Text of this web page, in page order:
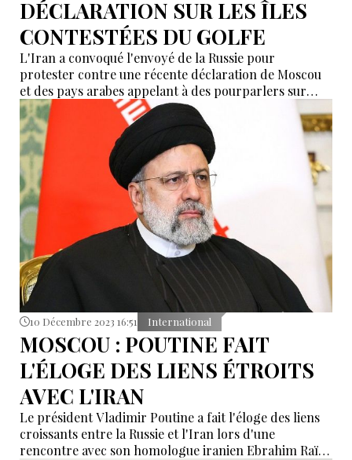
DÉCLARATION SUR LES ÎLES
CONTESTÉES DU GOLFE
L'Iran a convoqué l'envoyé de la Russie pour
protester contre une récente déclaration de Moscou
et des pays arabes appelant à des pourparlers sur
trois îles contrôlées par Téhéran mais revendiquées
par les Émirats arabes unis.
10 Décembre 2023 16:51 International
MOSCOU : POUTINE FAIT
L'ÉLOGE DES LIENS ÉTROITS
AVEC L'IRAN
Le président Vladimir Poutine a fait l'éloge des liens
croissants entre la Russie et l'Iran lors d'une
rencontre avec son homologue iranien Ebrahim Raïssi